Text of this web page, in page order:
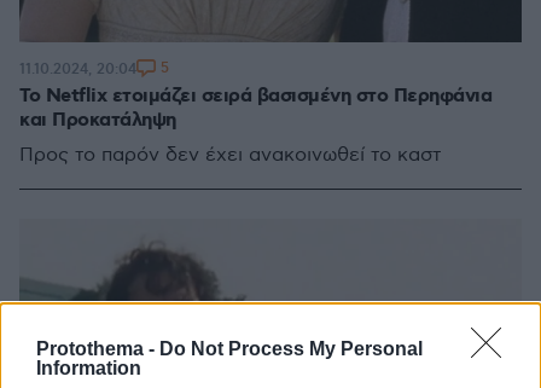
Protothema - Do Not Process My Personal
Information
Το Netflix ετοιμάζει σειρά βασισμένη στο Περηφάνια
και Προκατάληψη
Προς το παρόν δεν έχει ανακοινωθεί το καστ
11.10.2024, 20:04 5